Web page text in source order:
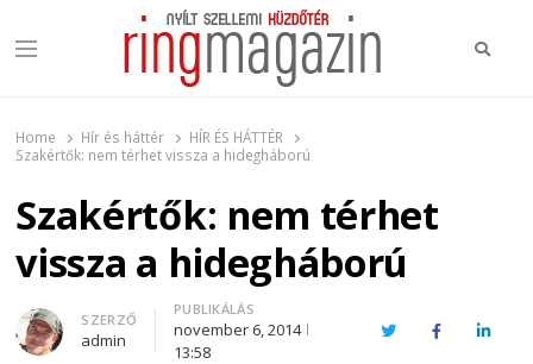
Menu
Home Hír és háttér
HÍR ÉS HÁTTÉR
Szakértők: nem térhet vissza a hidegháború
Szakértők: nem térhet
vissza a hidegháború
Author
SZERZŐ
admin
PUBLIKÁLÁS
november 6, 2014
13:58
TwitterFacebook